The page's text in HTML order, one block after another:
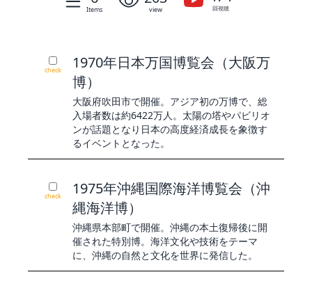
Items view 回視聴
check
1970年日本万国博覧会（大阪万
博）
大阪府吹田市で開催。アジア初の万博で、総
入場者数は約6422万人。太陽の塔やパビリオ
ンが話題となり日本の高度経済成長を象徴す
るイベントとなった。
check
1975年沖縄国際海洋博覧会（沖
縄海洋博）
沖縄県本部町で開催。沖縄の本土復帰後に開
催された特別博。海洋文化や技術をテーマ
に、沖縄の自然と文化を世界に発信した。